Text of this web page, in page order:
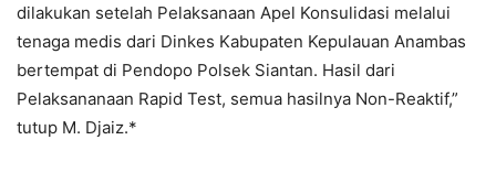
dilakukan setelah Pelaksanaan Apel Konsulidasi melalui
tenaga medis dari Dinkes Kabupaten Kepulauan Anambas
bertempat di Pendopo Polsek Siantan. Hasil dari
Pelaksananaan Rapid Test, semua hasilnya Non-Reaktif,”
tutup M. Djaiz.*